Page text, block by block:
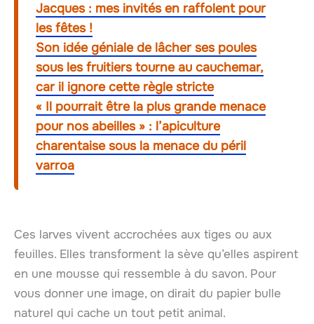
Jacques : mes invités en raffolent pour
les fêtes !
Son idée géniale de lâcher ses poules
sous les fruitiers tourne au cauchemar,
car il ignore cette règle stricte
« Il pourrait être la plus grande menace
pour nos abeilles » : l’apiculture
charentaise sous la menace du péril
varroa
Ces larves vivent accrochées aux tiges ou aux
feuilles. Elles transforment la sève qu’elles aspirent
en une mousse qui ressemble à du savon. Pour
vous donner une image, on dirait du papier bulle
naturel qui cache un tout petit animal.